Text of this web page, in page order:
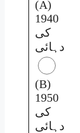
(A)
1940
کی
دہائی
(B)
1950
کی
دہائی